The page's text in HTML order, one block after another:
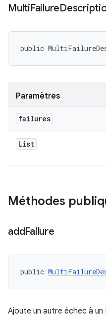
MultiFailure
public
Paramètres
failures
List
Méthodes
addFailure
public
Ajoute un autre échec à un